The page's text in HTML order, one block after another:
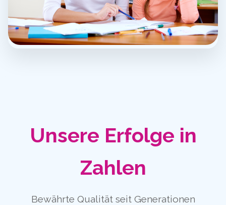
Unsere Erfolge in
Zahlen
Bewährte Qualität seit Generationen